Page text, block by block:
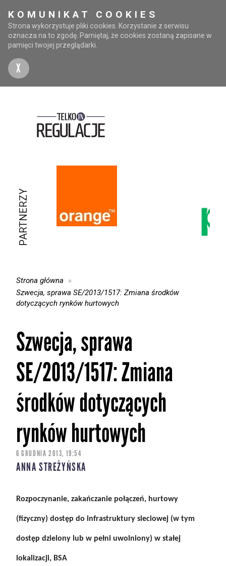
KOMUNIKAT COOKIES
Strona wykorzystuje pliki cookies. Korzystanie z serwisu
oznacza na to zgodę. Pamiętaj, że cookies zostaną zapisane w
pamięci twojej przeglądarki.
X
PARTNERZY
Strona główna
Szwecja, sprawa SE/2013/1517: Zmiana środków
dotyczących rynków hurtowych
Szwecja, sprawa
SE/2013/1517: Zmiana
środków dotyczących
rynków hurtowych
6 GRUDNIA 2013, 19:54
ANNA STREŻYŃSKA
Rozpoczynanie, zakańczanie połączeń, hurtowy
(fizyczny) dostęp do infrastruktury sieciowej (w tym
dostęp dzielony lub w pełni uwolniony) w stałej
lokalizacji, BSA